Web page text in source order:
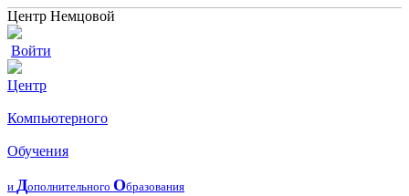
Центр Немцовой
Войти
Центр
Компьютерного
Обучения
и Дополнительного Образования